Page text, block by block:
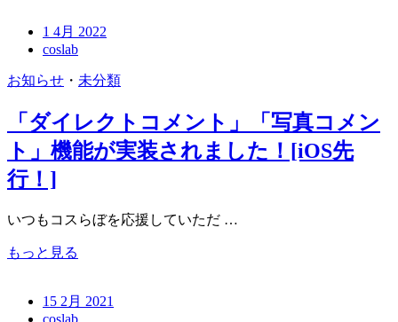
1 4月 2022
coslab
お知らせ ・ 未分類
「ダイレクトコメント」「写真コメン
ト」機能が実装されました！[iOS先
行！]
いつもコスらぼを応援していただ …
もっと見る
15 2月 2021